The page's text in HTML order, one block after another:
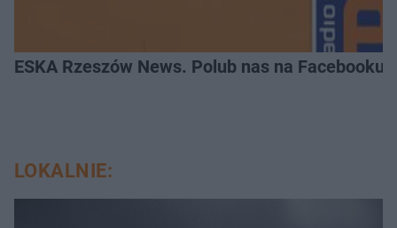
ESKA Rzeszów News. Polub nas na Facebooku!
LOKALNIE: